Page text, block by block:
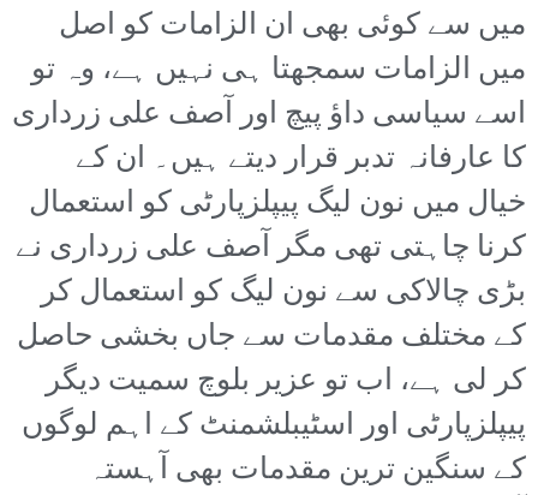
میں سے کوئی بھی ان الزامات کو اصل
میں الزامات سمجھتا ہی نہیں ہے، وہ تو
اسے سیاسی داؤ پیچ اور آصف علی زرداری
کا عارفانہ تدبر قرار دیتے ہیں۔ ان کے
خیال میں نون لیگ پیپلزپارٹی کو استعمال
کرنا چاہتی تھی مگر آصف علی زرداری نے
بڑی چالاکی سے نون لیگ کو استعمال کر
کے مختلف مقدمات سے جاں بخشی حاصل
کر لی ہے، اب تو عزیر بلوچ سمیت دیگر
پیپلزپارٹی اور اسٹیبلشمنٹ کے اہم لوگوں
کے سنگین ترین مقدمات بھی آہستہ